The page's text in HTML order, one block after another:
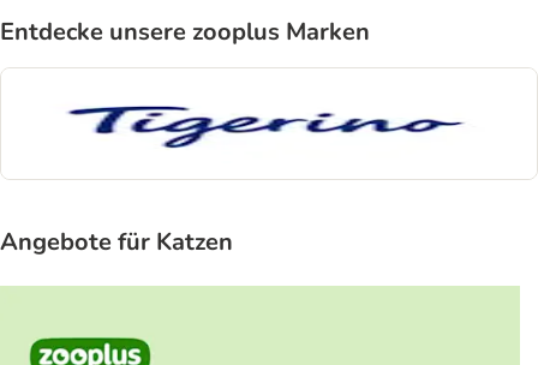
Entdecke unsere zooplus Marken
Angebote für Katzen